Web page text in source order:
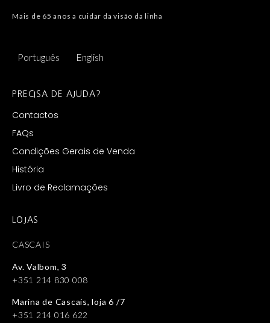
Mais de 65 anos a cuidar da visão da linha
Português English
PRECISA DE AJUDA?
Contactos
FAQs
Condições Gerais de Venda
História
Livro de Reclamações
LOJAS
CASCAIS
Av. Valbom, 3
+351 214 830 008
Marina de Cascais, loja 6 /7
+351 214 016 622